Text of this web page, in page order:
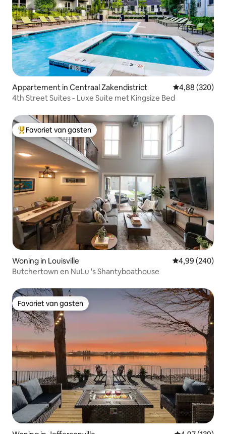
Appartement in Centraal Zakendistrict Gemiddelde
4,88 (320)
4th Street Suites - Luxe Suite met Kingsize Bed
Topfavoriet van gasten
Favoriet van gasten
Woning in Louisville Gemiddelde
4,99 (240)
Butchertown en NuLu 's Shantyboathouse
Favoriet van gasten
Favoriet van gasten